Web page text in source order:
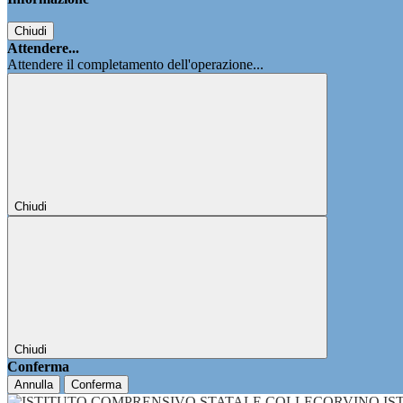
Chiudi
Attendere...
Attendere il completamento dell'operazione...
Chiudi
Chiudi
Conferma
Annulla Conferma